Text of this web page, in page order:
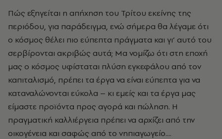
Πώς εξηγείται η απήχηση του Τρίτου εκείνης της
περιόδου, για παράδειγμα, ενώ σήμερα θα λέγαμε ότι
ο κόσμος θέλει πιο εύπεπτα πράγματα και γι’ αυτό του
σερβίρονται ακριβώς αυτά; Μα νομίζω ότι στη εποχή
μας ο κόσμος υφίσταται πλύση εγκεφάλου από τον
καπιταλισμό, πρέπει τα έργα να είναι εύπεπτα για να
καταναλώνονται εύκολα – κι εμείς και τα έργα μας
είμαστε προϊόντα προς αγορά και πώληση. Η
πραγματική καλλιέργεια πρέπει να αρχίζει από την
οικογένεια και σαφώς από το νηπιαγωγείο....